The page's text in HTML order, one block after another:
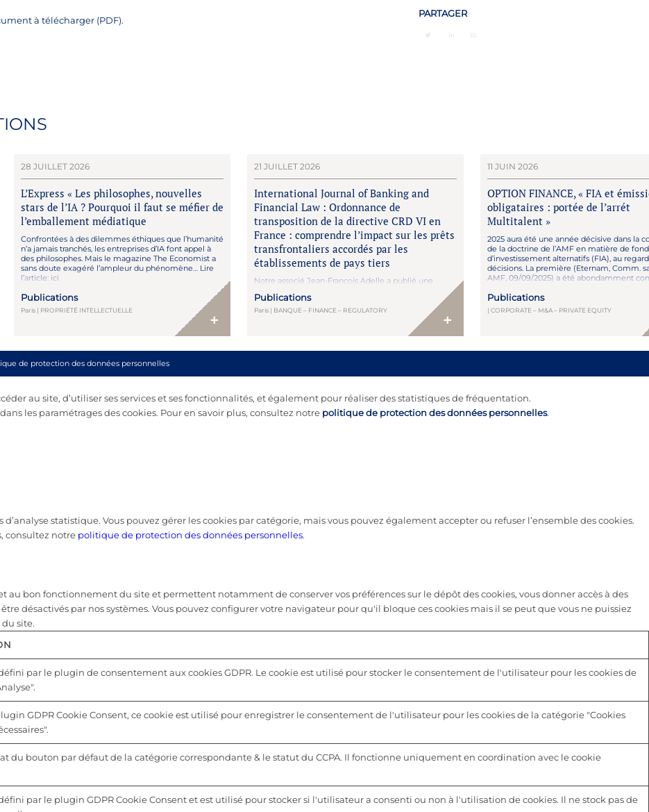
à télécharger (PDF).
PARTAGER
28 JUILLET 2026
L’Express « Les philosophes, nouvelles
stars de l’IA ? Pourquoi il faut se méfier de
l’emballement médiatique
Confrontées à des dilemmes éthiques que l’humanité
n’a jamais tranchés, les entreprises d’IA font appel à
des philosophes. Mais le magazine The Economist a
sans doute exagéré l’ampleur du phénomène… Lire
l’article: ici
Publications
Paris | PROPRIÉTÉ INTELLECTUELLE
+
21 JUILLET 2026
International Journal of Banking and
Financial Law : Ordonnance de
transposition de la directive CRD VI en
France : comprendre l’impact sur les prêts
transfrontaliers accordés par les
établissements de pays tiers
Notre associé Jean-François Adelle a publié une
International Banking and Financial Law (juillet 2026),
examinant comment la transposition par la France de
la directive CRD VI redéfinit le cadre applicable aux
prêts transfrontaliers accordés par des établissements
de pays tiers. Adoptée par l’ordonnance n° 2026-255
du 8 avril […]
Publications
Paris | BANQUE – FINANCE – REGULATORY
+
11 JUIN 2026
OPTION FINANCE, « FIA et
obligataires : portée de l’arrét
Multitalent »
2025 aura été une année décisive dans la
de la doctrine de l’AMF en matière de
d’investissement alternatifs (FIA), au
décisions. La première (Eternam, Comm.
AMF, 09/09/2025) a été abondamment
P. Portier, 10/12/2025). La seconde,
Conseil d’Etat (AFC Multitalent, […]
Publications
| CORPORATE – M&A – PRIVATE EQUITY
de protection des données personnelles
au site, d’utiliser ses services et ses fonctionnalités, et également pour réaliser des statistiques de fréquentation.
les paramétrages des cookies. Pour en savoir plus, consultez notre politique de protection des données personnelles.
statistique. Vous pouvez gérer les cookies par catégorie, mais vous pouvez également accepter ou refuser l’ensemble des cookies.
consultez notre politique de protection des données personnelles.
au bon fonctionnement du site et permettent notamment de conserver vos préférences sur le dépôt des cookies, vous donner accès à des
désactivés par nos systèmes. Vous pouvez configurer votre navigateur pour qu'il bloque ces cookies mais il se peut que vous ne puissiez
site.
par le plugin de consentement aux cookies GDPR. Le cookie est utilisé pour stocker le consentement de l'utilisateur pour les cookies de
GDPR Cookie Consent, ce cookie est utilisé pour enregistrer le consentement de l'utilisateur pour les cookies de la catégorie "Cookies
du bouton par défaut de la catégorie correspondante & le statut du CCPA. Il fonctionne uniquement en coordination avec le cookie
par le plugin GDPR Cookie Consent et est utilisé pour stocker si l'utilisateur a consenti ou non à l'utilisation de cookies. Il ne stock pas de